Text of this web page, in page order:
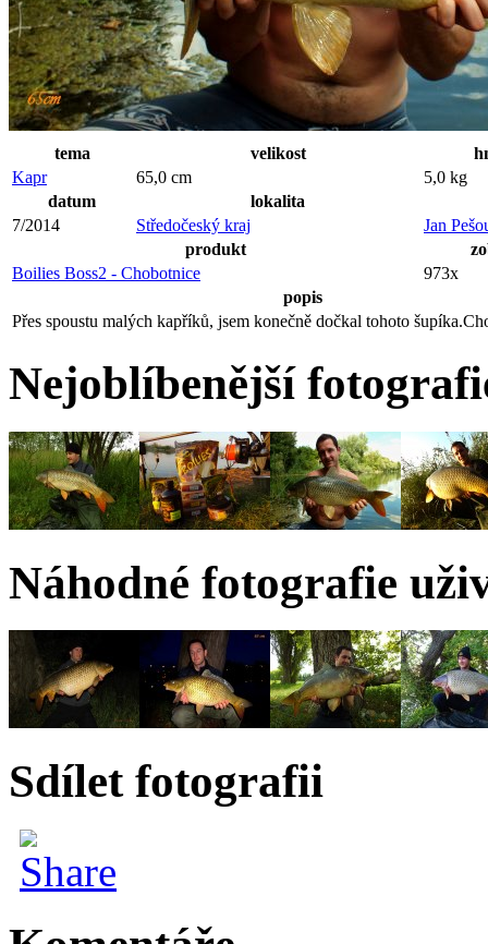
tema velikost
Kapr
65,0 cm
5,0 kg
datum
lokalita
7/2014
Středočeský kraj
Jan
produkt
Boilies Boss2 - Chobotnice
973x
popis
Přes spoustu malých kapříků, jsem konečně dočkal tohoto
Nejoblíbenější
Náhodné fotografie
Sdílet fotografii